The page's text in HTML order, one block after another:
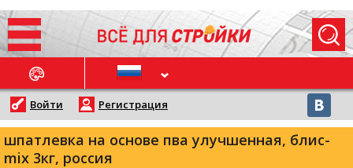
НОВОСТИ
Войти Регистрация
шпатлевка на основе пва улучшенная, блис-
mix 3кг, россия